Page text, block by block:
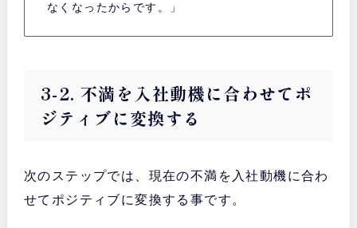
なくなったからです。」
3-2. 不満を入社動機に合わせてポ
ジティブに変換する
次のステップでは、現在の不満を入社動機に合わ
せてポジティブに変換する事です。